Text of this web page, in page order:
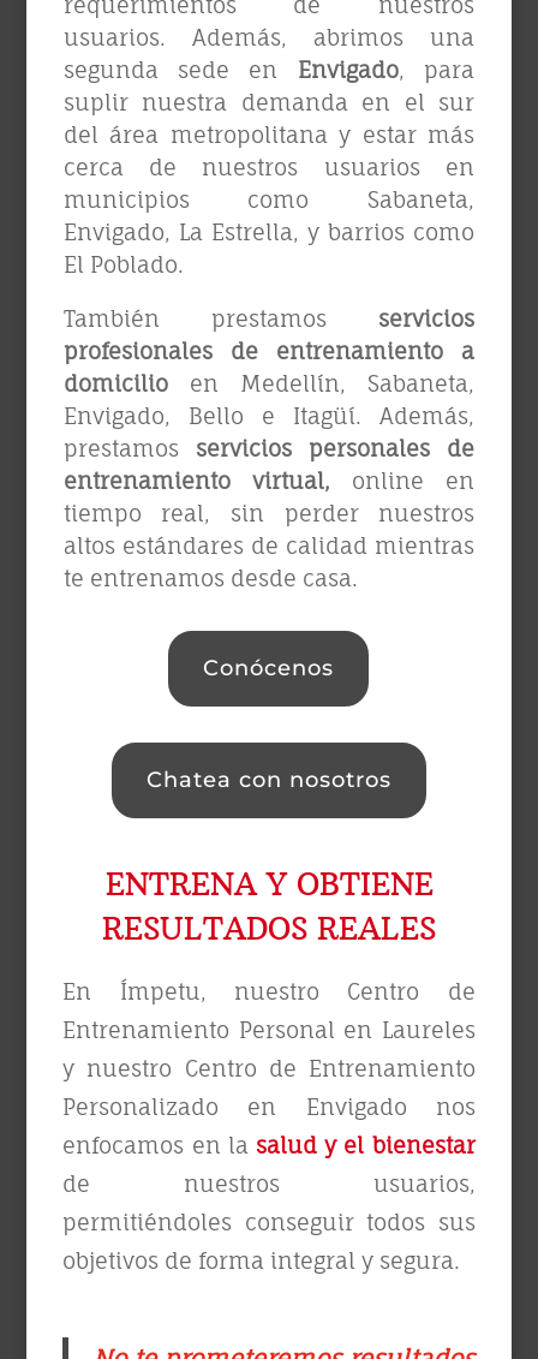
usuarios. Además, abrimos una
segunda sede en Envigado, para
suplir nuestra demanda en el sur
del área metropolitana y estar más
cerca de nuestros usuarios en
municipios como Sabaneta,
Envigado, La Estrella, y barrios como
El Poblado.
También prestamos servicios
profesionales de entrenamiento a
domicilioen Medellín, Sabaneta,
Envigado, Bello e Itagüí. Además,
prestamos servicios personales de
entrenamiento virtual, online en
tiempo real, sin perder nuestros
altos estándares de calidad mientras
te entrenamos desde casa.
Conócenos
Chatea con nosotros
ENTRENA Y OBTIENE
RESULTADOS REALES
En Ímpetu, nuestro Centro de
Entrenamiento Personal en Laureles
y nuestro Centro de Entrenamiento
Personalizado en Envigado nos
enfocamos en la salud y el bienestar
de nuestros usuarios,
permitiéndoles conseguir todos sus
objetivos de forma integral y segura.